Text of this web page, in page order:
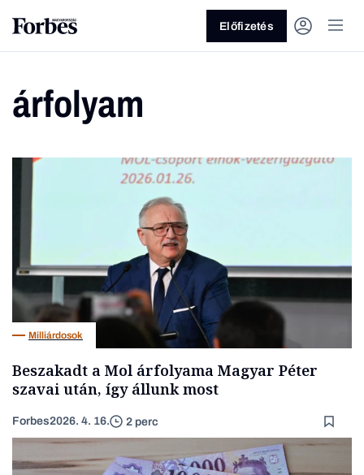
Vagy fedezze fel a következő
témákat
Üzlet Pénz Zöld Legyél jobb!
Előfizetés
árfolyam
Milliárdosok
Beszakadt a Mol árfolyama Magyar Péter
szavai után, így állunk most
Forbes2026. 4. 16. 2 perc